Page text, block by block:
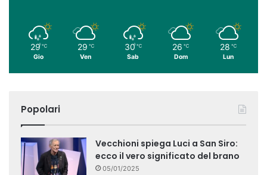
29 ℃
Gio
29 ℃
Ven
30 ℃
Sab
26 ℃
Dom
28 ℃
Lun
Popolari
Vecchioni spiega Luci a San Siro:
ecco il vero significato del brano
05/01/2025